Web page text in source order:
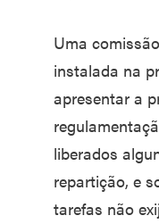
Uma
instalada na
apresentar a
liberados
repartição, e
tarefas não